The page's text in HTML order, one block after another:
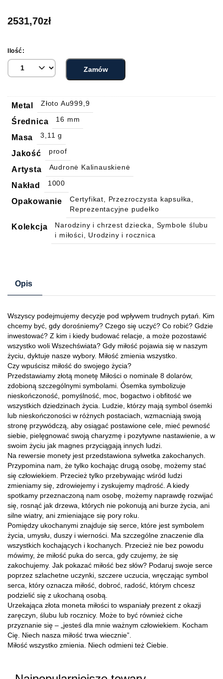
2531,70zł
Ilość:
Zamów
Metal Złoto Au999,9
Średnica 16 mm
Masa 3,11 g
Jakość proof
Artysta Audronė Kalinauskienė
Nakład 1000
Opakowanie
Certyfikat, Przezroczysta kapsułka,
Reprezentacyjne pudełko
Kolekcja
Narodziny i chrzest dziecka, Symbole ślubu
i miłości, Urodziny i rocznica
Opis
Wszyscy podejmujemy decyzje pod wpływem trudnych pytań. Kim
chcemy być, gdy dorośniemy? Czego się uczyć? Co robić? Gdzie
inwestować? Z kim i kiedy budować relacje, a może pozostawić
wszystko woli Wszechświata? Gdy miłość pojawia się w naszym
życiu, dyktuje nasze wybory. Miłość zmienia wszystko.
Czy wpuścisz miłość do swojego życia?
Przedstawiamy złotą monetę Miłości o nominale 8 dolarów,
zdobioną szczególnymi symbolami. Ósemka symbolizuje
nieskończoność, pomyślność, moc, bogactwo i obfitość we
wszystkich dziedzinach życia. Ludzie, którzy mają symbol ósemki
lub nieskończoności w różnych postaciach, wzmacniają swoją
stronę przywódczą, aby osiągać postawione cele, mieć pewność
siebie, pielęgnować swoją charyzmę i pozytywne nastawienie, a w
swoim życiu jak magnes przyciągają innych ludzi.
Na rewersie monety jest przedstawiona sylwetka zakochanych.
Przypomina nam, że tylko kochając drugą osobę, możemy stać
się człowiekiem. Przecież tylko przebywając wśród ludzi
zmieniamy się, zdrowiejemy i zyskujemy mądrość. A kiedy
spotkamy przeznaczoną nam osobę, możemy naprawdę rozwijać
się, rosnąć jak drzewa, których nie pokonują ani burze życia, ani
silne wiatry, ani zmieniające się pory roku.
Pomiędzy ukochanymi znajduje się serce, które jest symbolem
życia, umysłu, duszy i wierności. Ma szczególne znaczenie dla
wszystkich kochających i kochanych. Przecież nie bez powodu
mówimy, że miłość puka do serca, gdy czujemy, że się
zakochujemy. Jak pokazać miłość bez słów? Podaruj swoje serce
poprzez szlachetne uczynki, szczere uczucia, wręczając symbol
serca, który oznacza miłość, dobroć, radość, którym chcesz
podzielić się z ukochaną osobą.
Urzekająca złota moneta miłości to wspaniały prezent z okazji
zaręczyn, ślubu lub rocznicy. Może to być również ciche
przyznanie się – „jesteś dla mnie ważnym człowiekiem. Kocham
Cię. Niech nasza miłość trwa wiecznie”.
Miłość wszystko zmienia. Niech odmieni też Ciebie.